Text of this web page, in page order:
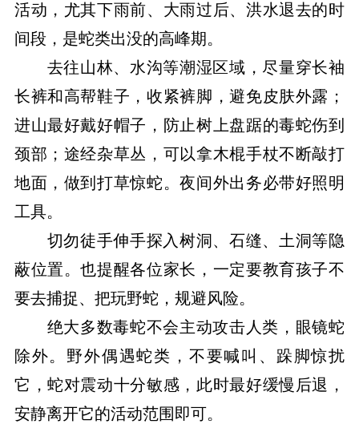
活动，尤其下雨前、大雨过后、洪水退去的时
间段，是蛇类出没的高峰期。
去往山林、水沟等潮湿区域，尽量穿长袖
长裤和高帮鞋子，收紧裤脚，避免皮肤外露；
进山最好戴好帽子，防止树上盘踞的毒蛇伤到
颈部；途经杂草丛，可以拿木棍手杖不断敲打
地面，做到打草惊蛇。夜间外出务必带好照明
工具。
切勿徒手伸手探入树洞、石缝、土洞等隐
蔽位置。也提醒各位家长，一定要教育孩子不
要去捕捉、把玩野蛇，规避风险。
绝大多数毒蛇不会主动攻击人类，眼镜蛇
除外。野外偶遇蛇类，不要喊叫、跺脚惊扰
它，蛇对震动十分敏感，此时最好缓慢后退，
安静离开它的活动范围即可。